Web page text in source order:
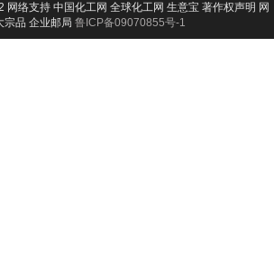
网络支持 中国化工网 全球化工网 生意宝 著作权声明 网
宗品 企业邮局 鲁ICP备09070855号-1